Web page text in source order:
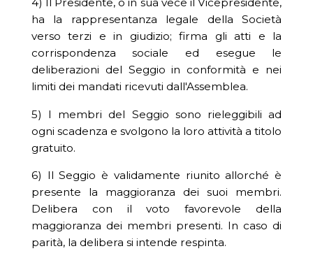
4) Il Presidente, o in sua vece il Vicepresidente,
ha la rappresentanza legale della Società
verso terzi e in giudizio; firma gli atti e la
corrispondenza sociale ed esegue le
deliberazioni del Seggio in conformità e nei
limiti dei mandati ricevuti dall'Assemblea.
5) I membri del Seggio sono rieleggibili ad
ogni scadenza e svolgono la loro attività a titolo
gratuito.
6) Il Seggio è validamente riunito allorché è
presente la maggioranza dei suoi membri.
Delibera con il voto favorevole della
maggioranza dei membri presenti. In caso di
parità, la delibera si intende respinta.